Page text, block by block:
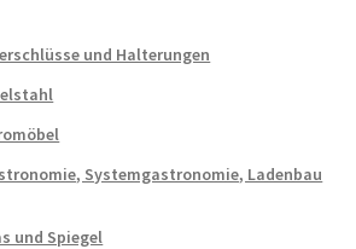
und Halterungen
Systemgastronomie, Ladenbau
und Spiegel